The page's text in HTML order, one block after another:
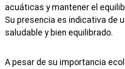
acuáticas y mantener el
Su presencia es indicativa de
saludable y bien equilibrado.
A pesar de su importancia